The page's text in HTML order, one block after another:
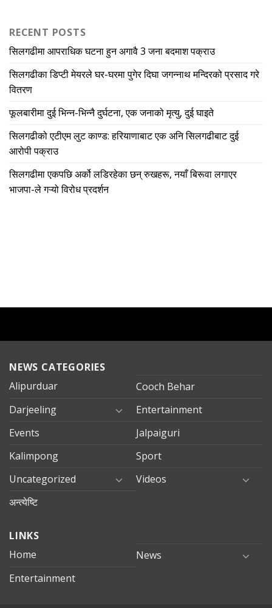
RECENT POSTS
सिलगढीमा आपराधिक घटना हुन अगावै 3 जना बदमाश पक्राउ
सिलगढीका डिप्टी मेयरले घर-घरमा पुगेर दिघा जगन्नाथ मन्दिरको प्रसाद गरे
वितरण
फूलबारीमा दुई भिन्न-भिन्नै दुर्घटना, एक जनाको मृत्यु, दुई घाइते
सिलगढीको एटीएम लुट काण्ड: हरियाणाबाट एक अनि सिलगढीबाट दुई
आरोपी पक्राउ
सिलगढीमा एकपछि अर्को लडिरहेका छन् रुखहरू, नयाँ बिरूवा लगाएर
भाजपा-ले गऱ्यो विरोध प्रदर्शन
NEWS CATEGORIES
Alipurduar
Cooch Behar
Darjeeling
Entertainment
Events
Jalpaiguri
Kalimpong
Sport
Uncategorized
Videos
अन्त्येष्टि
LINKS
Home
News
Entertainment